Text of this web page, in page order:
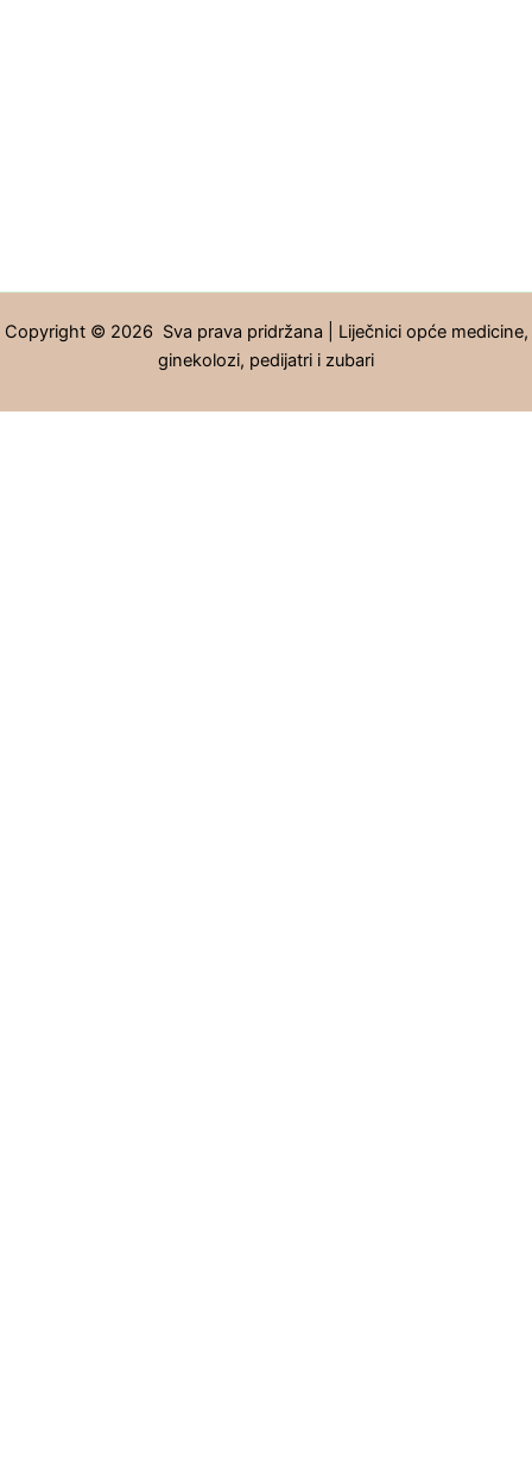
Copyright © 2026 Sva prava pridržana | Liječnici opće medicine,
ginekolozi, pedijatri i zubari